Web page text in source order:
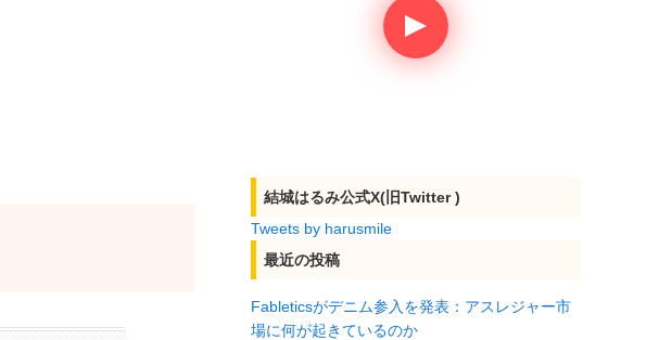
結城はるみ公式X(旧Twitter )
Tweets by harusmile
最近の投稿
Fableticsがデニム参入を発表：アスレジャー市
場に何が起きているのか